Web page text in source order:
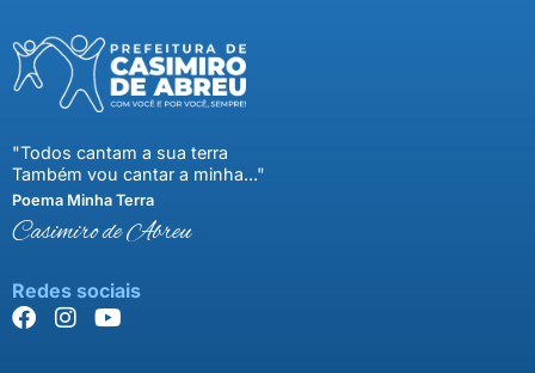
"Todos cantam a sua terra
Também vou cantar a minha..."
Poema Minha Terra
Casimiro de Abreu
Redes sociais